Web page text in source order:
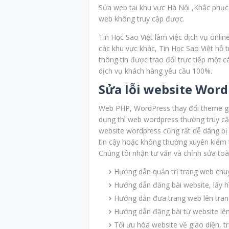
Sửa web tại khu vực Hà Nội ,Khắc
web không truy cập được.
Tin Học Sao Việt làm việc dịch vụ
các khu vực khác, Tin Học Sao Việt
thông tin được trao đổi trực tiếp một
dịch vụ khách hàng yêu cầu 100%.
Sửa lỗi website
Web PHP, WordPress thay đổi theme
dụng thì web wordpress thường truy
website wordpress cũng rất dễ dàng
tin cậy hoặc không thường xuyên
Chúng tôi nhận tư vấn và chỉnh sửa
Hướng dẫn quản trị trang web
Hướng dẫn đăng bài website, lấy
Hướng dẫn đưa trang web lên
Hướng dẫn đăng bài từ website
Tối ưu hóa website về giao diện,